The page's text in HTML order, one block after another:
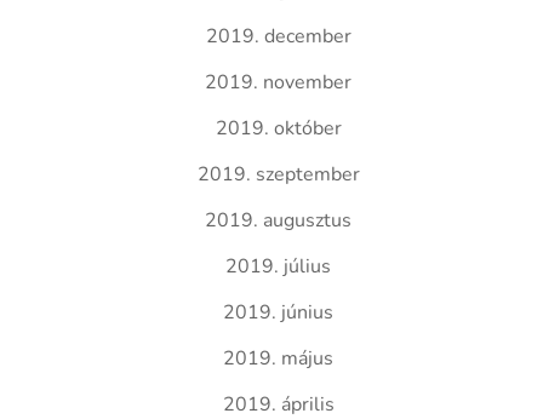
2019. december
2019. november
2019. október
2019. szeptember
2019. augusztus
2019. július
2019. június
2019. május
2019. április